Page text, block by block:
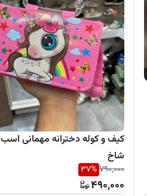
کیف و کوله دخترانه مهمانی
شاخ
790,000
37%
490,000